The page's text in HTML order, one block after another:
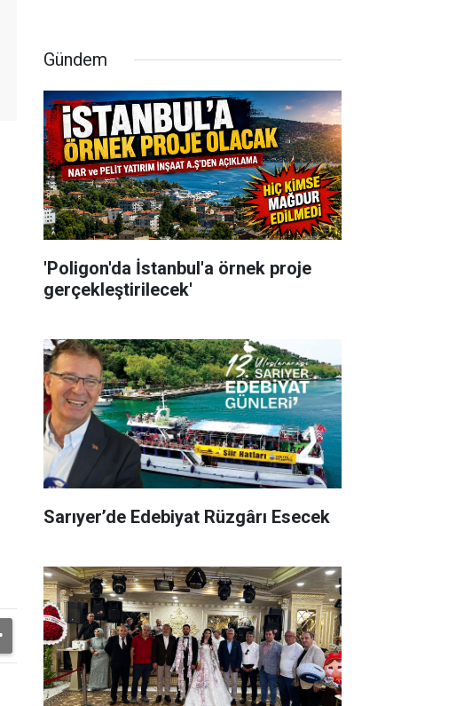
Gündem
'Poligon'da İstanbul'a örnek proje
gerçekleştirilecek'
Sarıyer’de Edebiyat Rüzgârı Esecek